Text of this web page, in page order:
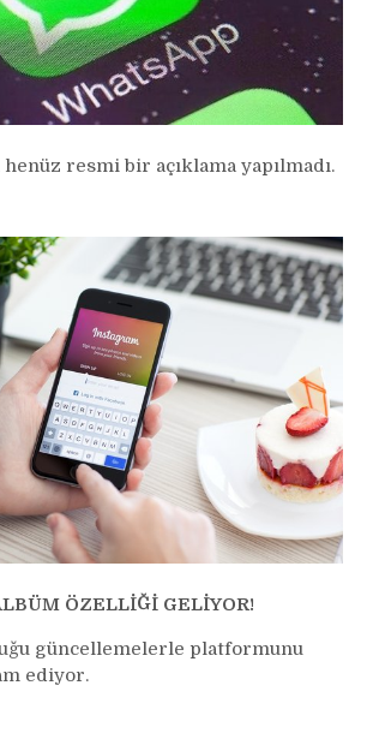
resmi bir açıklama yapılmadı.
ÖZELLİĞİ GELİYOR!
güncellemelerle platformunu
ediyor.